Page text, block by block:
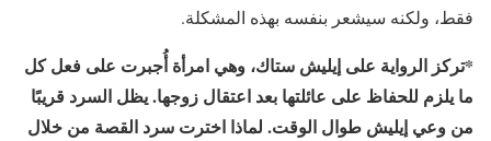
فقط، ولكنه سيشعر بنفسه بهذه المشكلة.
*تركز الرواية على إيليش ستاك، وهي امرأة أُجبرت على فعل كل
ما يلزم للحفاظ على عائلتها بعد اعتقال زوجها. يظل السرد قريبًا
من وعي إيليش طوال الوقت. لماذا اخترت سرد القصة من خلال